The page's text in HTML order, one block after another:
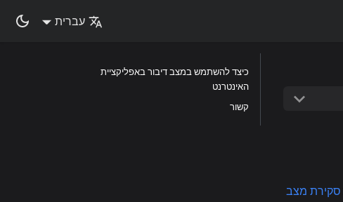
עברית
סקירת מצב
כיצד להשתמש במצב דיבור באפליקציית
האינטרנט
קשור